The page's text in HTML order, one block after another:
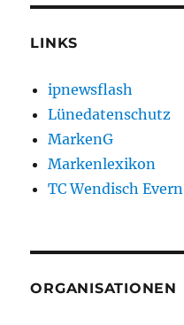
LINKS
ipnewsflash
Lünedatenschutz
MarkenG
Markenlexikon
TC Wendisch Evern
ORGANISATIONEN